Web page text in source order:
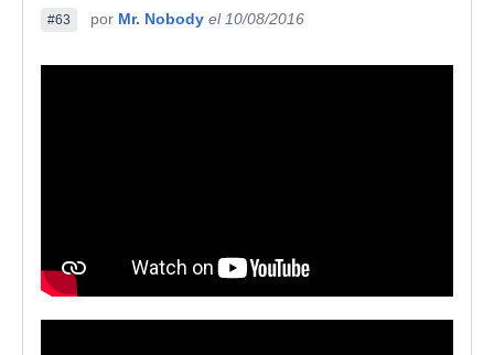
#63 por Mr. Nobody el 10/08/2016